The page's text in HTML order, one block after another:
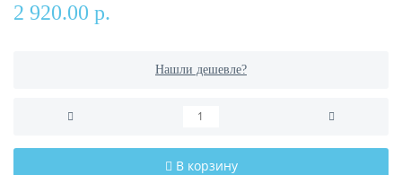
2 920.00 р.
Нашли дешевле?
В корзину